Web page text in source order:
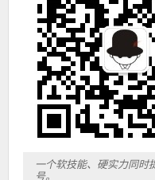
一个软技能、硬实力同时
号。